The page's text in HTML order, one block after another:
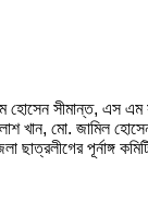
হোসেন সীমান্ত, এস
খান, মো. জামিল
পূর্নাঙ্গ